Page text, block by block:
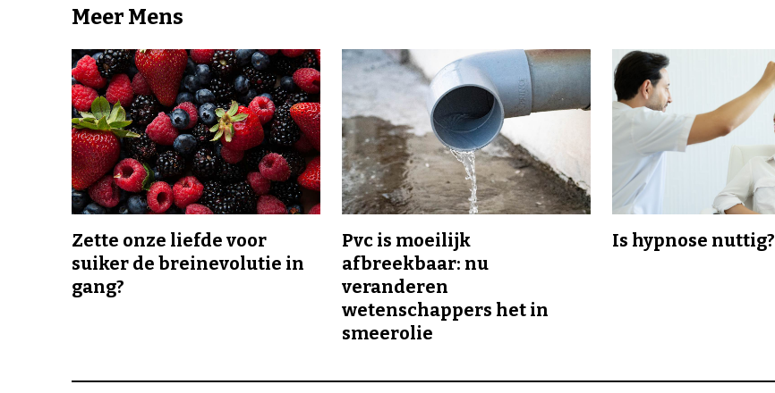
Meer Mens
Zette onze liefde voor
suiker de breinevolutie in
gang?
Pvc is moeilijk
afbreekbaar: nu
veranderen
wetenschappers het in
smeerolie
Is hypnose nuttig?